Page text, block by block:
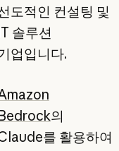
도적인 컨설팅 및
솔루션
업입니다.
Bedrock의
를 활용하여